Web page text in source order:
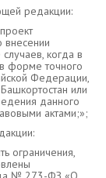
редакции:
внесении
когда в
в форме точного
Федерации,
или
данного
актами;»;
ограничения,